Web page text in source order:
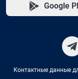
Google
Контактные данные